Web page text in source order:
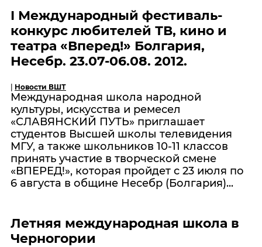
I Международный фестиваль-
конкурс любителей ТВ, кино и
театра «Вперед!» Болгария,
Несебр. 23.07-06.08. 2012.
Новости ВШТ
Международная школа народной
культуры, искусства и ремесел
«СЛАВЯНСКИЙ ПУТЬ» приглашает
студентов Высшей школы телевидения
МГУ, а также школьников 10-11 классов
принять участие в творческой смене
«ВПЕРЕД!», которая пройдет с 23 июля по
6 августа в общине Несебр (Болгария)...
Летняя международная школа в
Черногории